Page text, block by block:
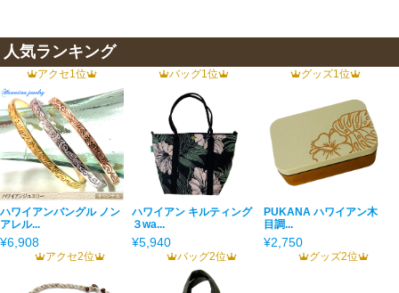
人気ランキング
アクセ1位
ハワイアンバングル ノン
アレル...
¥6,908
バッグ1位
ハワイアン キルティング
３wa...
¥5,940
グッズ1位
PUKANA ハワイアン木
目調...
¥2,750
アクセ2位 バッグ2位 グッズ2位